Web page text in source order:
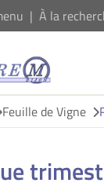
À la
Feuille de Vigne